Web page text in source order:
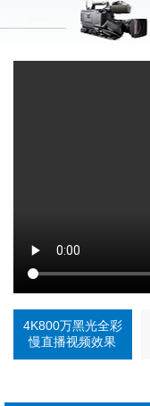
4K800万黑光全彩
慢直播视频效果